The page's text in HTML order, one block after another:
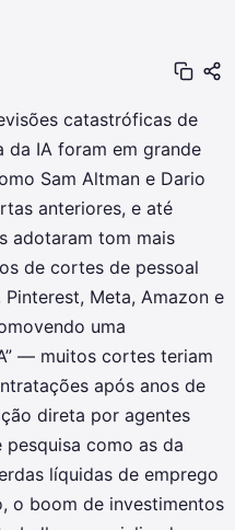
catastróficas de
da IA foram em grande
Sam Altman e Dario
anteriores, e até
adotaram tom mais
de cortes de pessoal
Meta, Amazon e
uma
— muitos cortes teriam
após anos de
direta por agentes
como as da
líquidas de emprego
o boom de investimentos